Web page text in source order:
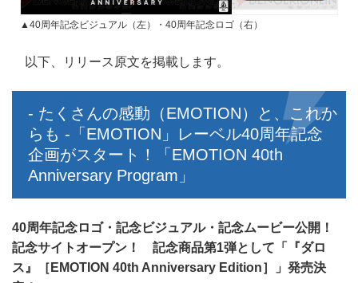
▲40周年記念ビジュアル（左）・40周年記念ロゴ（右）
以下、リリース原文を掲載します。
- たくさんの感動（EMOTION）と、これか
らも -「EMOTION」レーベル40周年記念
企画がスタート！「EMOTION 40th
Anniversary Program」
40周年記念ロゴ・記念ビジュアル・記念ムービー公開！
記念サイトオープン！ 記念商品第1弾として「『ダロ
ス』［EMOTION 40th Anniversary Edition］」発売決